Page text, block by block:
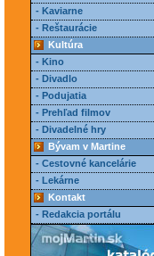
- Kaviarne
- Reštaurácie
Kultúra
- Kino
- Divadlo
- Podujatia
- Prehľad filmov
- Divadelné hry
Bývam v Martine
- Cestovné kancelárie
- Lekárne
Kontakt
- Redakcia portálu